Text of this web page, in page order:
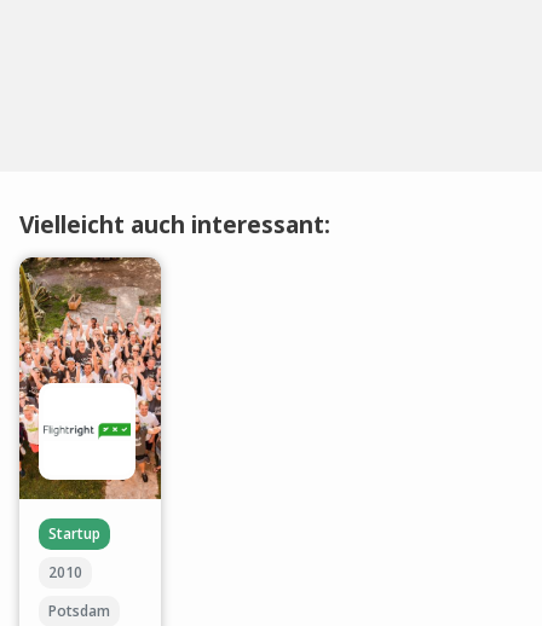
Vielleicht auch interessant:
Startup
2010
Potsdam